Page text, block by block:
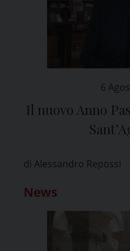
6
Il nuovo Anno
di Alessandro Repossi
News